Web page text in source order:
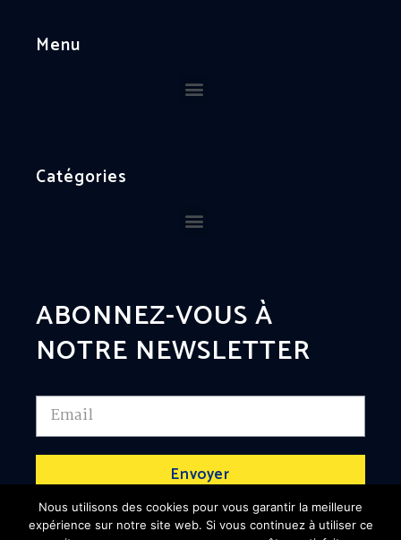
Menu
Catégories
ABONNEZ-VOUS À
NOTRE NEWSLETTER
Envoyer
Nous utilisons des cookies pour vous garantir la meilleure
expérience sur notre site web. Si vous continuez à utiliser ce